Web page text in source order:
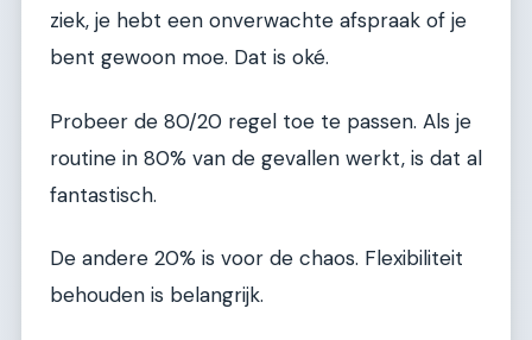
ziek, je hebt een onverwachte afspraak of je
bent gewoon moe. Dat is oké.
Probeer de 80/20 regel toe te passen. Als je
routine in 80% van de gevallen werkt, is dat al
fantastisch.
De andere 20% is voor de chaos. Flexibiliteit
behouden is belangrijk.